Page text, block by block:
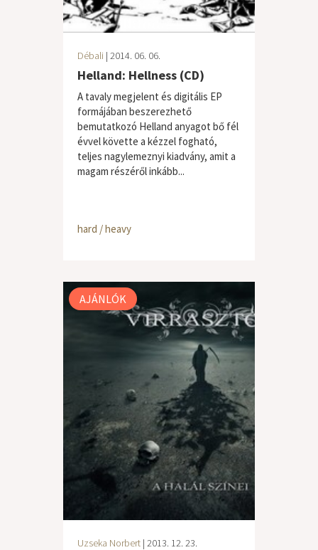
Débali | 2014. 06. 06.
Helland: Hellness (CD)
A tavaly megjelent és digitális EP
formájában beszerezhető
bemutatkozó Helland anyagot bő fél
évvel követte a kézzel fogható,
teljes nagylemeznyi kiadvány, amit a
magam részéről inkább...
hard / heavy
AJÁNLÓK
Uzseka Norbert | 2013. 12. 23.